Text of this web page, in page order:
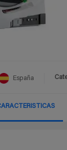
España